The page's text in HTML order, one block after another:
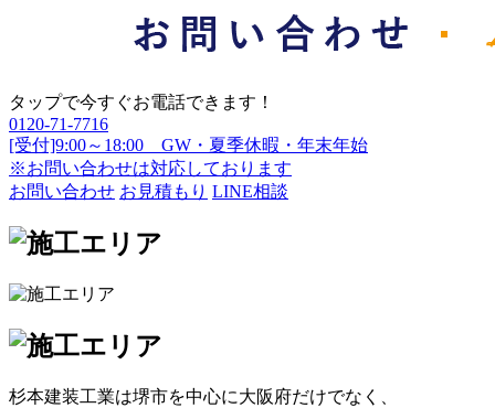
タップで今すぐお電話できます！
0120-71-7716
[受付]9:00～18:00 GW・夏季休暇・年末年始
※お問い合わせは対応しております
お問い合わせ お見積もり LINE相談
杉本建装工業は堺市を中心に大阪府だけでなく、